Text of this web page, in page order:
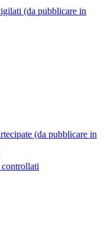
(da pubblicare in
(da pubblicare in